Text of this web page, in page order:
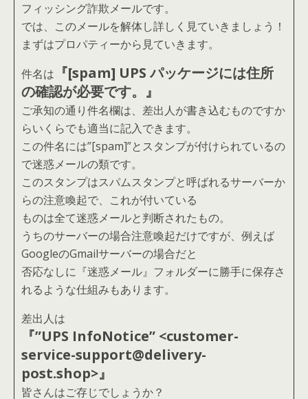
フィッシング詐欺メールです。
では、このメールを解体し詳しく見ていきましょう！
まずはプロパティーから見ていきます。
件名は 『[spam] UPS パッケージには住所
の確認が必要です。』
ご承知の通り件名欄は、差出人が書き込むものですか
らいくらでも適当に記入できます。
この件名には”[spam]”とスタンプが付けられているの
で迷惑メールの類です。
このスタンプはスパムスタンプと呼ばれるサーバーか
らの注意喚起で、これが付いている
ものは全て迷惑メールと判断されたもの。
うちのサーバーの場合注意喚起だけですが、例えば
GoogleのGmailサーバーの場合だと
否応なしに『迷惑メール』フォルダーに勝手に保存さ
れるような仕組みもあります。
差出人は
『”UPS InfoNotice” <customer-
service-support@delivery-
post.shop>』
皆さんはご存じでしょうか？